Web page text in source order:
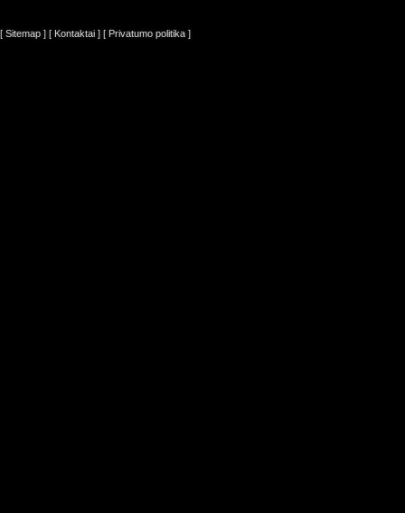
[ Sitemap ] [ Kontaktai ] [ Privatumo politika ]